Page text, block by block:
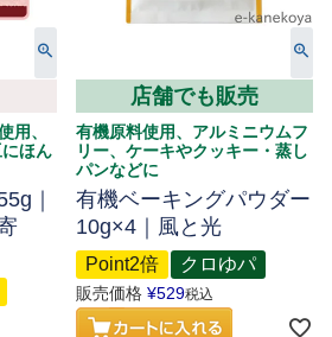
用、
ほん
｜
店舗でも販売
有機原料使用、アルミニウムフ
リー、ケーキやクッキー・蒸し
パンなどに
有機ベーキングパウダー
10g×4｜風と光
Point2倍 クロゆパ
販売価格 ¥529税込